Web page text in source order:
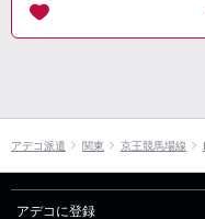
アデコ派遣 関東 京王競馬場線
アデコに登録